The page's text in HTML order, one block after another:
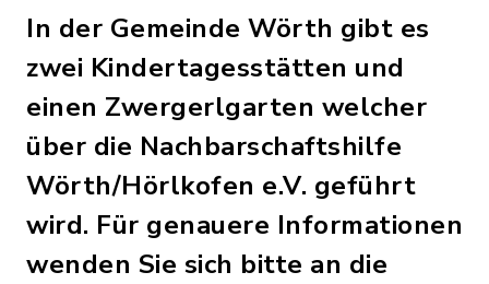
In der Gemeinde Wörth gibt es
zwei Kindertagesstätten und
einen Zwergerlgarten welcher
über die Nachbarschaftshilfe
Wörth/Hörlkofen e.V. geführt
wird. Für genauere Informationen
wenden Sie sich bitte an die